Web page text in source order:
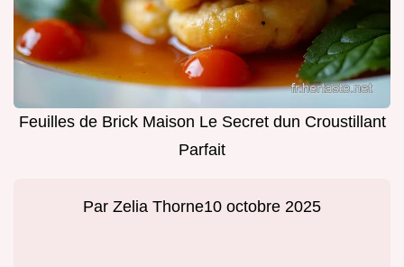
Feuilles de Brick Maison Le Secret dun Croustillant
Parfait
Par Zelia Thorne10 octobre 2025